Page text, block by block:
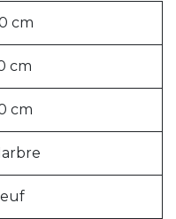
cm
cm
cm